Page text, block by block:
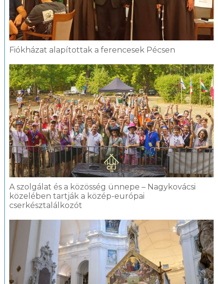
Fiókházat alapítottak a ferencesek Pécsen
A szolgálat és a közösség ünnepe – Nagykovácsi
közelében tartják a közép-európai
cserkésztalálkozót